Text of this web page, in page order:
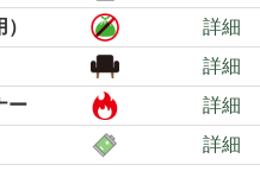
詳細
詳細
ー
詳細
詳細